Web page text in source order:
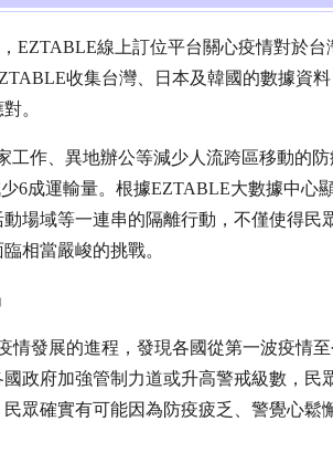
EZTABLE線上訂位平台關心疫情對於台
收集台灣、日本及韓國的數據資
。
工作、異地辦公等減少人流跨區移動的
6成運輸量。根據EZTABLE大數據中心
場域等一連串的隔離行動，不僅使得民
相當嚴峻的挑戰。
情發展的進程，發現各國從第一波疫情
政府加強管制力道或升高警戒級數，民
眾確實有可能因為防疫疲乏、警覺心鬆